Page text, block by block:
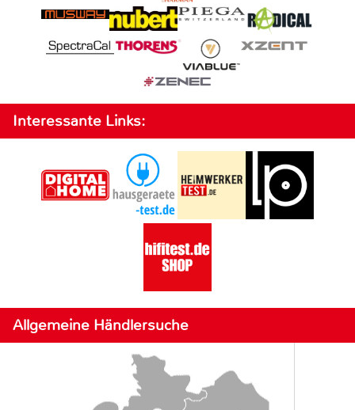
Interessante Links:
Allgemeine Händlersuche